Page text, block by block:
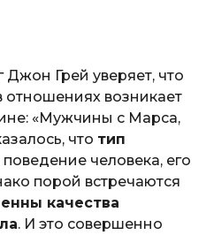
Грей уверяет, что
возникает
«Мужчины с Марса,
что тип
человека, его
порой встречаются
качества
. И это совершенно